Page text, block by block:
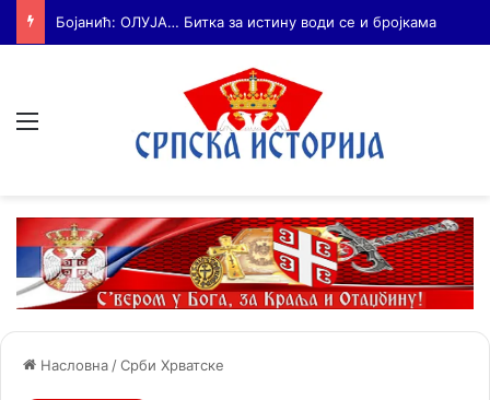
Насловна /Срби Хрватске